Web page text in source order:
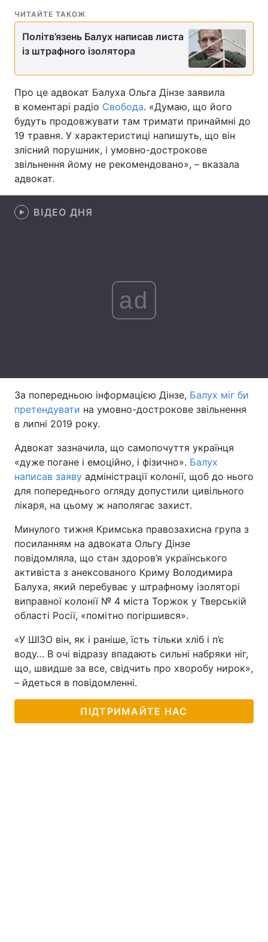
Техно і зв'язок Лайт
Зброя
Здоров'я Туризм
Цікавинки Погода
Екологія Регіони
Лонгріди
Інтерв'ю
Тема оформлення
ЧИТАЙТЕ ТАКОЖ
Політв’язень Балух написав листа
із штрафного ізолятора
Про це адвокат Балуха Ольга Дінзе заявила
в коментарі радіо Свобода. «Думаю, що його
будуть продовжувати там тримати принаймні до
19 травня. У характеристиці напишуть, що він
злісний порушник, і умовно-дострокове
звільнення йому не рекомендовано», – вказала
адвокат.
ВІДЕО ДНЯ
ad
За попередньою інформацією Дінзе, Балух міг би
претендувати на умовно-дострокове звільнення
в липні 2019 року.
Адвокат зазначила, що самопочуття українця
«дуже погане і емоційно, і фізично». Балух
написав заяву адміністрації колонії, щоб до нього
для попереднього огляду допустили цивільного
лікаря, на цьому ж наполягає захист.
Минулого тижня Кримська правозахисна група з
посиланням на адвоката Ольгу Дінзе
повідомляла, що стан здоров’я українського
активіста з анексованого Криму Володимира
Балуха, який перебуває у штрафному ізоляторі
виправної колонії № 4 міста Торжок у Тверській
області Росії, «помітно погіршився».
«У ШІЗО він, як і раніше, їсть тільки хліб і п’є
воду… В очі відразу впадають сильні набряки ніг,
що, швидше за все, свідчить про хворобу нирок»,
– йдеться в повідомленні.
ПІДТРИМАЙТЕ НАС